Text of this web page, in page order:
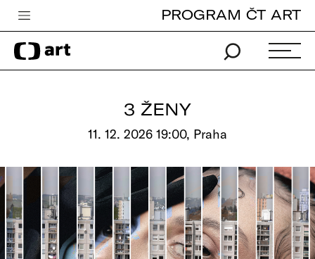
Česká televize
Zpravodajství
Pro děti
edu
Vše o ČT
PROGRAM ČT ART
3 ŽENY
11. 12. 2026 19:00, Praha